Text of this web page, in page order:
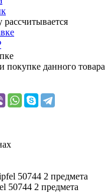
рассчитывается
покупке данного товара
50744 2 предмета